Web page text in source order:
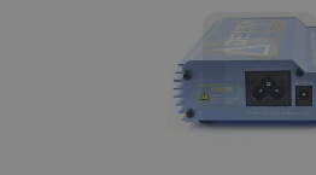
botland.cz